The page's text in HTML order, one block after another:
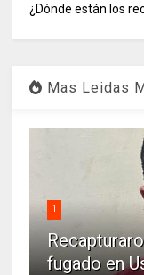
¿Dónde están los
Mas Leidas
1
fugado en